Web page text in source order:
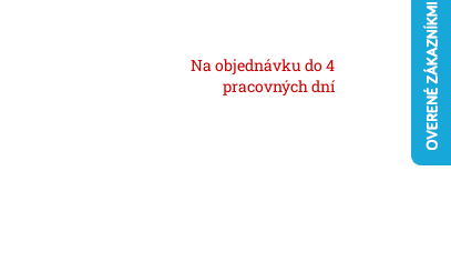
Na objednávku do 4
pracovných dní